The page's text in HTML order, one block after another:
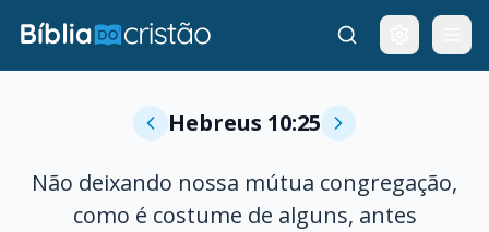
Hebreus 10:25
Não deixando nossa mútua congregação,
como é costume de alguns, antes